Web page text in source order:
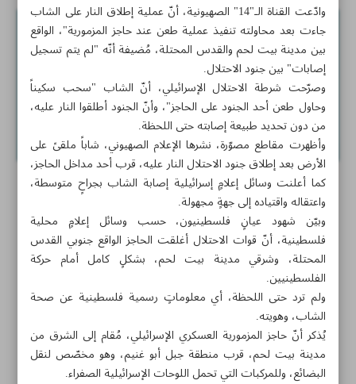
وادّعت القناة الـ"14" الصهيونية، أنّ عملية إطلاق النار على الشاب
جاءت بعد محاولته تنفيذ عملية طعن عند حاجز المزمورية"، الواقع
بين مدينة بيت لحم والقدس المحتلة، مُضيفة أنّه "لم يتم تسجيل
إصابات" بين جنود الاحتلال.
وصرّحت شرطة الاحتلال الإسرائيلي، أنّ الشاب "سحب سكيناً
وحاول طعن أحد الجنود على الحاجز"، وأنّ الجنود أطلقوا النار عليه،
من دون تحديد طبيعة إصابته حتى اللحظة.
وأظهرت مقاطع مصوّرة، نشرها الإعلام الصهيوني، شاباً ملقىً على
الأرض بعد إطلاق جنود الاحتلال النار عليه، قرب أحد مداخل الحاجز،
كما أعلنت وسائل إعلامٍ إسرائيلية إصابة الشاب بجراحٍ متوسطة،
واعتقاله واقتياده إلى جهةٍ مجهولة.
وبيّن شهود عيانٍ فلسطينيون، حسب وسائل إعلامٍ محلية
فلسطينية، أنّ قوات الاحتلال أغلقت الحاجز الواقع جنوبي القدس
المحتلة، وشرقي مدينة بيت لحم، بشكلٍ كامل أمام حركة
الفلسطينيين.
ولم ترد حتى اللحظة، أي معلوماتٍ رسمية فلسطينية عن صحة
الشاب، وهويته.
يُذكر أنّ حاجز المزمورية العسكري الإسرائيلي، مُقام إلى الشرق من
مدينة بيت لحم، قرب منطقة جبل أبو غنيم، وهو مخصّص لنقل
البضائع، وللمركبات التي تحمل اللوحات الإسرائيلية الصفراء.